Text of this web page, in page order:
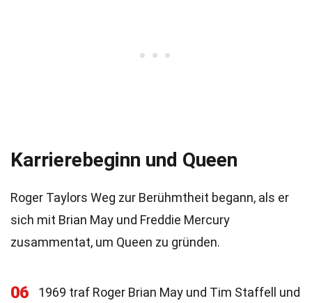
Karrierebeginn und Queen
Roger Taylors Weg zur Berühmtheit begann, als er
sich mit Brian May und Freddie Mercury
zusammentat, um Queen zu gründen.
06
1969 traf Roger Brian May und Tim Staffell und